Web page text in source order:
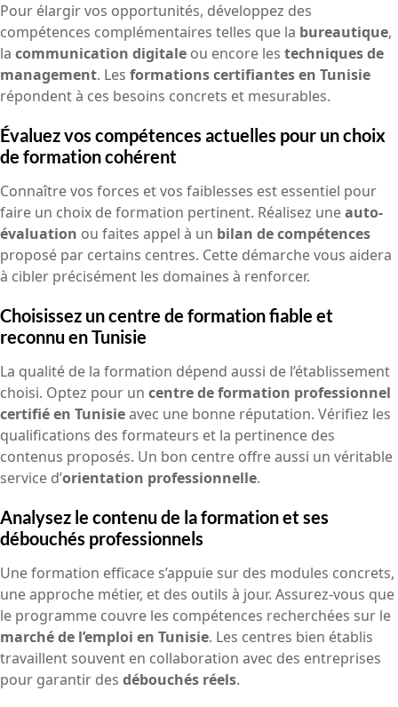
Pour élargir vos opportunités, développez des
compétences complémentaires telles que la bureautique,
la communication digitale ou encore les techniques de
management. Les formations certifiantes en Tunisie
répondent à ces besoins concrets et mesurables.
Évaluez vos compétences actuelles pour un choix
de formation cohérent
Connaître vos forces et vos faiblesses est essentiel pour
faire un choix de formation pertinent. Réalisez uneauto-
évaluation ou faites appel à un bilan de compétences
proposé par certains centres. Cette démarche vous aidera
à cibler précisément les domaines à renforcer.
Choisissez un centre de formation fiable et
reconnu en Tunisie
La qualité de la formation dépend aussi de l’établissement
choisi. Optez pour un centre de formation professionnel
certifié en Tunisieavec une bonne réputation. Vérifiez les
qualifications des formateurs et la pertinence des
contenus proposés. Un bon centre offre aussi un véritable
service d’orientation professionnelle.
Analysez le contenu de la formation et ses
débouchés professionnels
Une formation efficace s’appuie sur des modules concrets,
une approche métier, et des outils à jour. Assurez-vous que
le programme couvre les compétences recherchées sur le
marché de l’emploi en Tunisie. Les centres bien établis
travaillent souvent en collaboration avec des entreprises
pour garantir des débouchés réels.